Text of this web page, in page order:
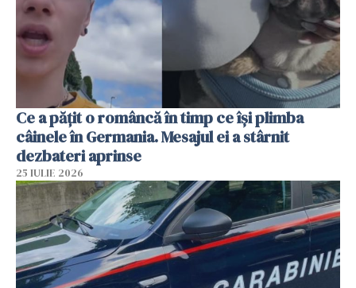
Ce a pățit o româncă în timp ce își plimba
câinele în Germania. Mesajul ei a stârnit
dezbateri aprinse
25 IULIE 2026